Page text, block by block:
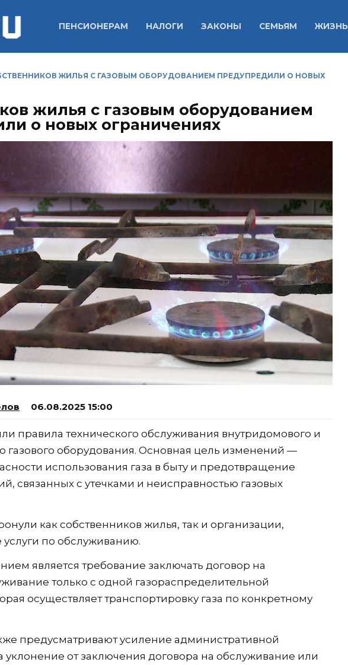
ПЕНСИОНЕРАМ НАЛОГИ ЗАКОНЫ СЕМЬЯМ ЖИЗНЬ
ЖИЛЬЯ С ГАЗОВЫМ ОБОРУДОВАНИЕМ ПРЕДУПРЕДИЛИ О НОВЫХ
жилья с газовым оборудованием
о новых ограничениях
06.08.2025 15:00
правила технического обслуживания внутридомового и
газового оборудования. Основная цель изменений —
использования газа в быту и предотвращение
связанных с утечками и неисправностью газовых
как собственников жилья, так и организации,
по обслуживанию.
является требование заключать договор на
только с одной газораспределительной
осуществляет транспортировку газа по конкретному
предусматривают усиление административной
уклонение от заключения договора на обслуживание или